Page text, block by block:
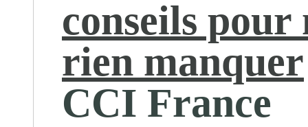
conseils pour
rien manquer
CCI France